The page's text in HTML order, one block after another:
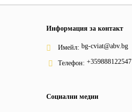
Информация за контакт
Имейл: bg-cviat@abv.bg
Телефон: +359888122547
Социални медии